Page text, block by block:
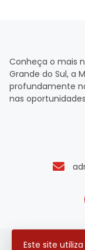
Este site
Conheça o mais
Grande do Sul, a
profundamente
nas